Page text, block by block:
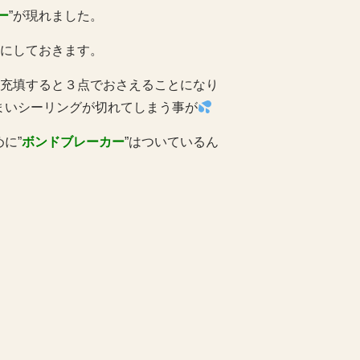
”が現れました。
しておきます。
填すると３点でおさえることになり
シーリングが切れてしまう事が
”ボンドブレーカー”はついているん